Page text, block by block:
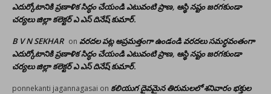
ఎదుర్కోటానికి ప్రణాళిక సిద్ధం చేయండి ఎటువంటి ప్రాణ, ఆస్థి నష్టం జరగకుండా
చర్యలు జిల్లా కలెక్టర్ ఎ ఎస్ దినేష్ కుమార్.
B V N SEKHAR on వరదల పట్ల అప్రమత్తంగా ఉండండి వరదలు సమర్ధవంతంగా
ఎదుర్కోటానికి ప్రణాళిక సిద్ధం చేయండి ఎటువంటి ప్రాణ, ఆస్థి నష్టం జరగకుండా
చర్యలు జిల్లా కలెక్టర్ ఎ ఎస్ దినేష్ కుమార్.
ponnekanti jagannagasai on కలియుగ దైవమైన తిరుమలలో శనివారం భక్తుల